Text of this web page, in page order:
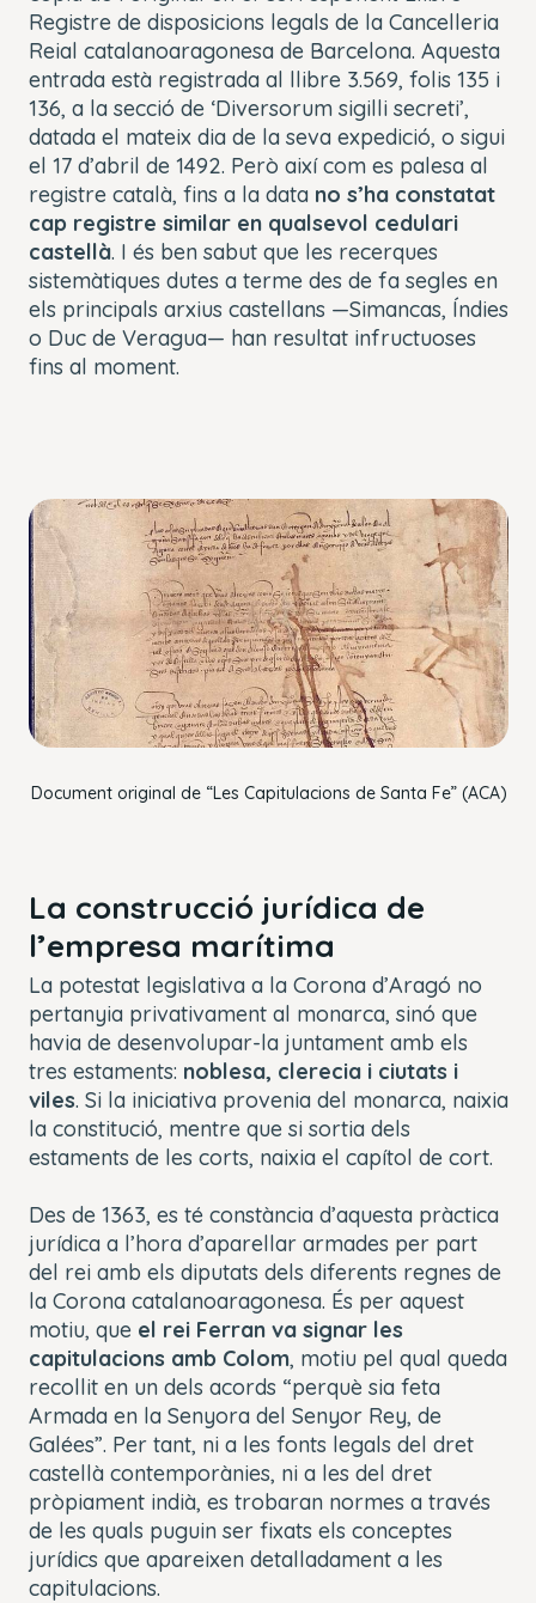
Registre de disposicions legals de la Cancelleria
Reial catalanoaragonesa de Barcelona. Aquesta
entrada està registrada al llibre 3.569, folis 135 i
136, a la secció de ‘Diversorum sigilli secreti’,
datada el mateix dia de la seva expedició, o sigui
el 17 d’abril de 1492. Però així com es palesa al
registre català, fins a la data no s’ha constatat
cap registre similar en qualsevol cedulari
castellà. I és ben sabut que les recerques
sistemàtiques dutes a terme des de fa segles en
els principals arxius castellans —Simancas, Índies
o Duc de Veragua— han resultat infructuoses
fins al moment.
Document original de “Les Capitulacions de Santa Fe” (ACA)
La construcció jurídica de
l’empresa marítima
La potestat legislativa a la Corona d’Aragó no
pertanyia privativament al monarca, sinó que
havia de desenvolupar-la juntament amb els
tres estaments: noblesa, clerecia i ciutats i
viles. Si la iniciativa provenia del monarca, naixia
la constitució, mentre que si sortia dels
estaments de les corts, naixia el capítol de cort.
Des de 1363, es té constància d’aquesta pràctica
jurídica a l’hora d’aparellar armades per part
del rei amb els diputats dels diferents regnes de
la Corona catalanoaragonesa. És per aquest
motiu, que el rei Ferran va signar les
capitulacions amb Colom, motiu pel qual queda
recollit en un dels acords “perquè sia feta
Armada en la Senyora del Senyor Rey, de
Galées”. Per tant, ni a les fonts legals del dret
castellà contemporànies, ni a les del dret
pròpiament indià, es trobaran normes a través
de les quals puguin ser fixats els conceptes
jurídics que apareixen detalladament a les
capitulacions.